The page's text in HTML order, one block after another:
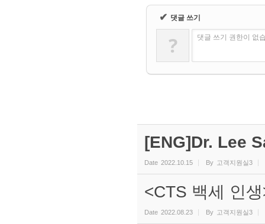
✔ 댓글 쓰기
? 댓글 쓰기 권한이 없
[ENG]Dr. Lee
Date 2022.10.15 By 고객지원실3
<CTS 백세 인
Date 2022.08.23 By 고객지원실3